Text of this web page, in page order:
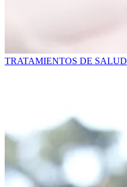
TRATAMIENTOS DE SALUD